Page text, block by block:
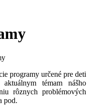
programy určené pre deti
témam nášho
rôznych problémových
pod.